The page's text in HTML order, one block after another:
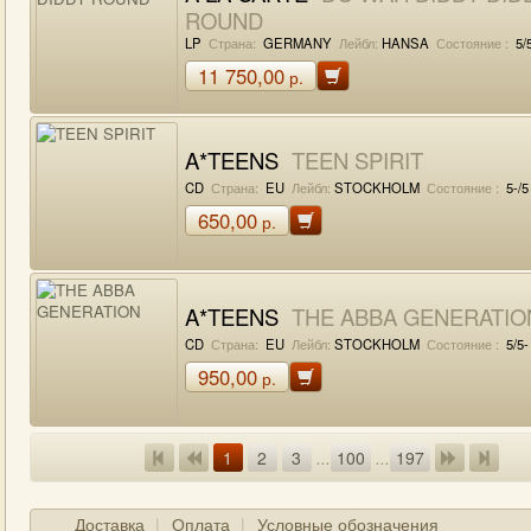
ROUND
LP Страна: GERMANY Лейбл: HANSA Состояние : 5/
11 750,00р.
A*TEENS TEEN SPIRIT
CD Страна: EU Лейбл: STOCKHOLM Состояние : 5-/5
650,00р.
A*TEENS THE ABBA
CD Страна: EU Лейбл: STOCKHOLM Состояние : 5/5-
950,00р.
1 2 3 ... 100 ... 197
Доставка Оплата Условные обозначения